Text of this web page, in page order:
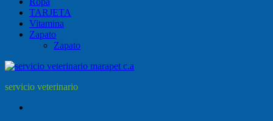
TARJETA
Vitamina
Zapato
Zapato
servicio veterinario